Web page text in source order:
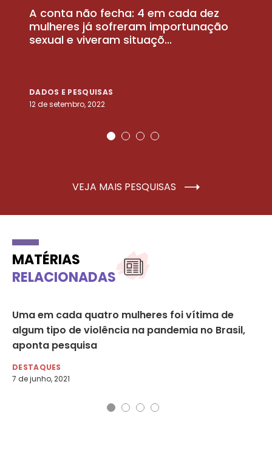
A conta não fecha: 4 em cada dez
mulheres já sofreram importunação
sexual e viveram situaçõ...
DADOS E PESQUISAS
12 de setembro, 2022
VEJA MAIS PESQUISAS
MATÉRIAS
RELACIONADAS
Uma em cada quatro mulheres foi vítima de
algum tipo de violência na pandemia no Brasil,
aponta pesquisa
DESTAQUES
7 de junho, 2021